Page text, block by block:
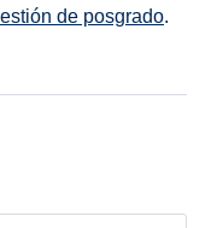
de posgrado.